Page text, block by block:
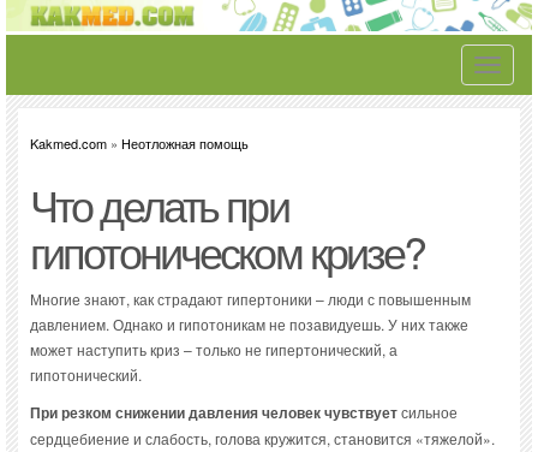
Toggle
Kakmed.com » Неотложная помощь
Что делать при
гипотоническом кризе?
Многие знают, как страдают гипертоники – люди с повышенным
давлением. Однако и гипотоникам не позавидуешь. У них также
может наступить криз – только не гипертонический, а
гипотонический.
При резком снижении давления человек чувствуетсильное
сердцебиение и слабость, голова кружится, становится «тяжелой».